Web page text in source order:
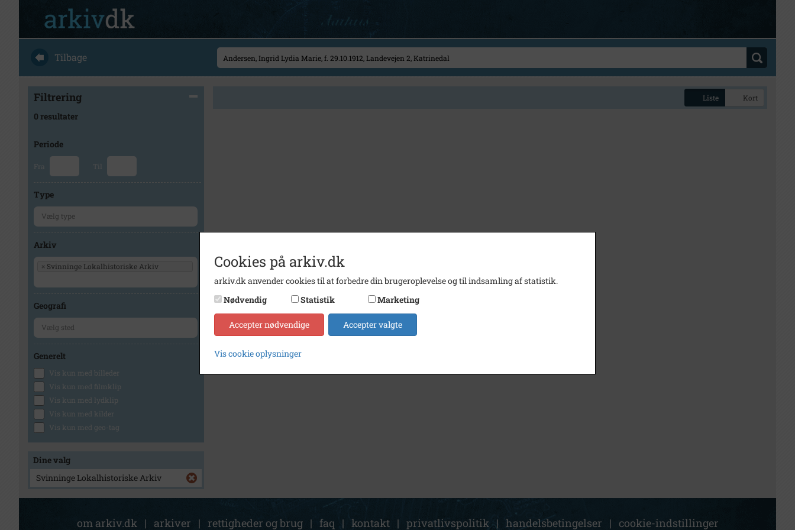
Tilbage
Filtrering
0 resultater
Periode
Fra Til
Type
Arkiv
× Svinninge Lokalhistoriske Arkiv
Geografi
Generelt
Vis kun med billeder
Vis kun med filmklip
Vis kun med lydklip
Vis kun med kilder
Vis kun med geo-tag
Dine valg
Svinninge Lokalhistoriske Arkiv
Liste Kort
om arkiv.dk | arkiver | rettigheder og brug | faq | kontakt | privatlivspolitik | handelsbetingelser | cookie-indstillinger
Cookies på arkiv.dk
arkiv.dk anvender cookies til at forbedre din brugeroplevelse og til indsamling af statistik.
Nødvendig
Statistik Marketing
Accepter nødvendige Accepter valgte
Vis cookie oplysninger